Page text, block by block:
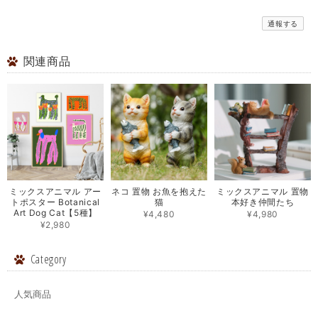
通報する
関連商品
ミックスアニマル アー
トポスター Botanical
Art Dog Cat【5種】
¥2,980
ネコ 置物 お魚を抱えた
猫
¥4,480
ミックスアニマル 置物
本好き仲間たち
¥4,980
Category
人気商品